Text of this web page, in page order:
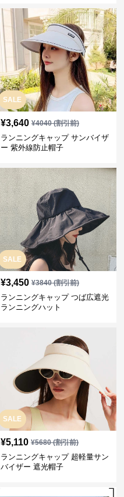
SALE
¥3,640 ¥4040(割引前)
ランニングキャップ サンバイザ
ー 紫外線防止帽子
SALE
¥3,450 ¥3840(割引前)
ランニングキャップ つば広遮光
ランニングハット
SALE
¥5,110 ¥5680(割引前)
ランニングキャップ 超軽量サン
バイザー 遮光帽子